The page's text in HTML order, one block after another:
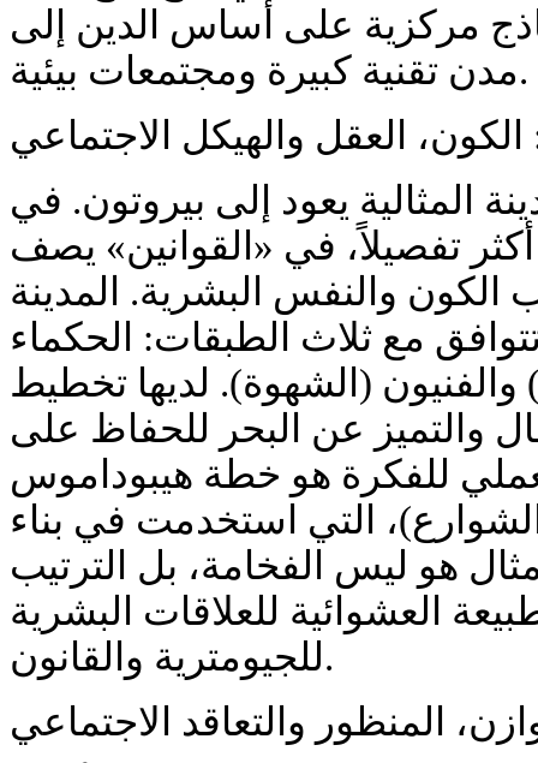
مركزية على أساس الدين إلى
مدن تقنية كبيرة ومجتمعات بيئية.
الكون، العقل والهيكل الاجتماعي
المثالية يعود إلى بيروتون. في
تفصيلاً، في «القوانين» يصف
الكون والنفس البشرية. المدينة
مع ثلاث الطبقات: الحكماء
والفنيون (الشهوة). لديها تخطيط
والتميز عن البحر للحفاظ على
للفكرة هو خطة هيبوداموس
التي استخدمت في بناء
هو ليس الفخامة، بل
الترتيب
العشوائية للعلاقات البشرية
للجيومترية والقانون.
المنظور والتعاقد الاجتماعي